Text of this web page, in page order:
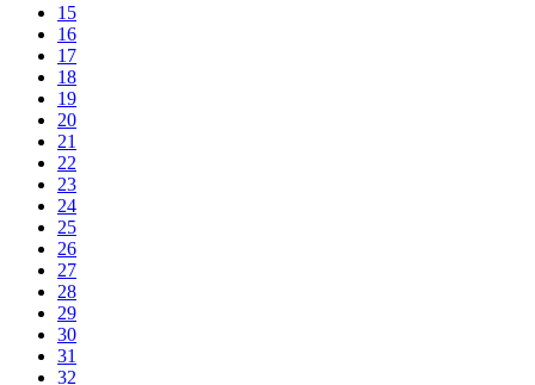
15
16
17
18
19
20
21
22
23
24
25
26
27
28
29
30
31
32